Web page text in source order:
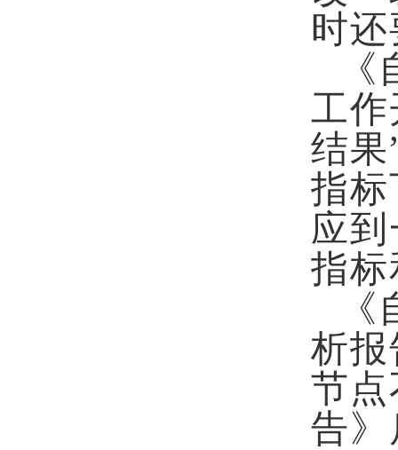
时
工作
结
指标
应
指
析
节
告